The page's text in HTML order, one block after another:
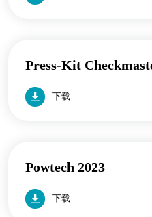
Press-Kit
下载
Powtech 2023
下载